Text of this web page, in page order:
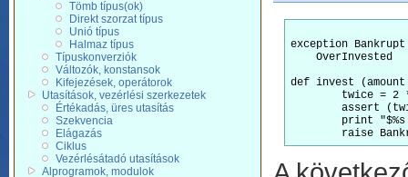
Tömb típus(ok)
Direkt szorzat típus
Unió típus
Halmaz típus
Típuskonverziók
Változók, konstansok
Kifejezések, operátorok
Utasítások, vezérlési szerkezetek
Értékadás, üres utasítás
Szekvencia
Elágazás
Ciklus
Vezérlésátadó utasítások
Alprogramok, modulok
exception Bankrupt
    OverInvested
def invest
twice = 2
assert
print